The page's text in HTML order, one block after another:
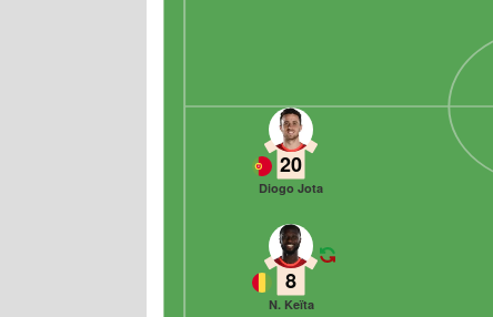
8
N. Keïta
20
Diogo Jota